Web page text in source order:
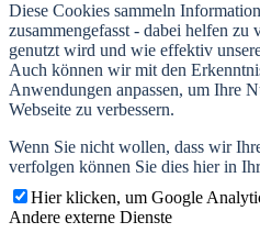
Diese Cookies sammeln
zusammengefasst - dabei helfen zu
genutzt wird und wie effektiv
Auch können wir mit den
Anwendungen anpassen, um Ihre
Webseite zu verbessern.
Wenn Sie nicht wollen, dass wir
verfolgen können Sie dies hier in
Hier klicken, um Google
Andere externe Dienste